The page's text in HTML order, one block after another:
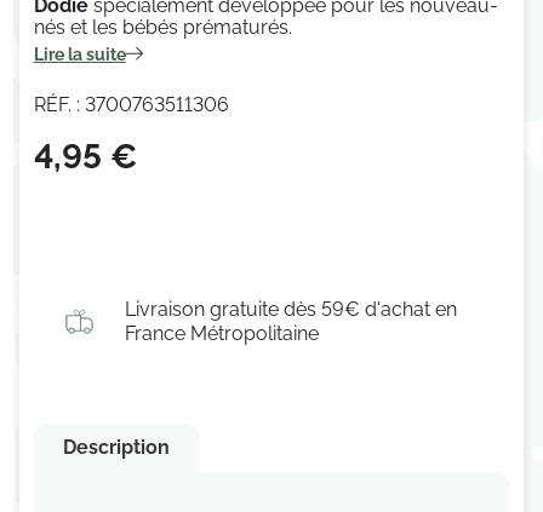
Dodie spécialement développée pour les nouveau-
nés et les bébés prématurés.
Lire la suite
RÉF. : 3700763511306
4,95 €
Livraison gratuite dès 59€ d'achat en
France Métropolitaine
Description